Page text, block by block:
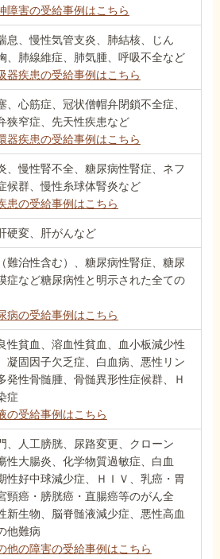
障害の受給事例はこちら
息、慢性気管支炎、肺結核、じん
、肺線維症、肺気腫、呼吸不全など
器疾患の受給事例はこちら
、心筋症、冠状僧帽弁閉鎖不全症、
狭窄症、先天性疾患など
器疾患の受給事例はこちら
、慢性腎不全、糖尿病性腎症、ネフ
候群、慢性糸球体腎炎など
患の受給事例はこちら
硬変、肝がんなど
難治性含む）、糖尿病性腎症、糖尿
症など糖尿病性と明示された全ての
病の受給事例はこちら
性貧血、溶血性貧血、血小板減少性
凝固因子欠乏症、白血病、悪性リン
発性骨髄腫、骨髄異形性症候群、Ｈ
症
の受給事例はこちら
、人工膀胱、尿路変更、クローン
性大腸炎、化学物質過敏症、白血
性好中球減少症、ＨＩＶ、乳癌・胃
頸癌・膀胱癌・直腸癌等のがん全
新生物、脳脊髄液減少症、悪性高血
他難病
他の障害の受給事例はこちら